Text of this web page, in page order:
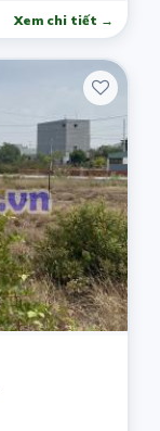
Xem chi tiết →